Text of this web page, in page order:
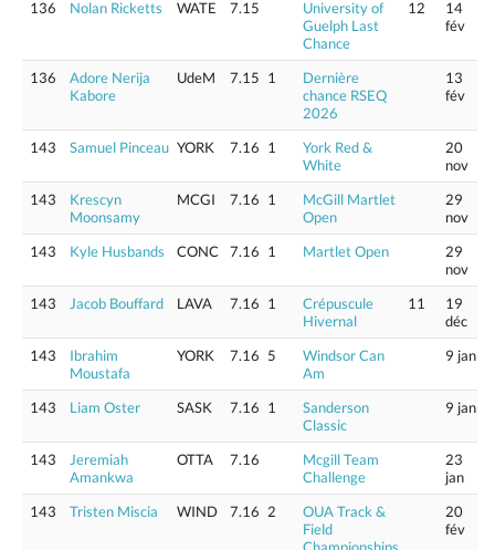
136
Nolan Ricketts WATE 7.15
University of
Guelph Last
Chance
12
14
fév
136
Adore Nerija
Kabore
UdeM 7.15 1
Dernière
chance RSEQ
2026
13
fév
143 Samuel Pinceau YORK 7.16 1
York Red &
White
20
nov
143
Krescyn
Moonsamy
MCGI 7.16 1
McGill Martlet
Open
29
nov
143
Kyle Husbands CONC 7.16 1 Martlet Open
29
nov
143
Jacob Bouffard LAVA 7.16 1
Crépuscule
Hivernal
11
19
déc
143
Ibrahim
Moustafa
YORK 7.16 5
Windsor Can
Am
9 jan
143 Liam Oster SASK 7.16 1
Sanderson
Classic
9 jan
143
Jeremiah
Amankwa
OTTA 7.16
Mcgill Team
Challenge
23
jan
143
Tristen Miscia WIND 7.16 2
OUA Track &
Field
20
fév